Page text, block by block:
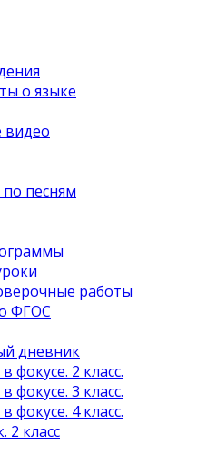
о языке
песням
работы
ФГОС
дневник
фокусе. 2 класс.
фокусе. 3 класс.
фокусе. 4 класс.
2 класс